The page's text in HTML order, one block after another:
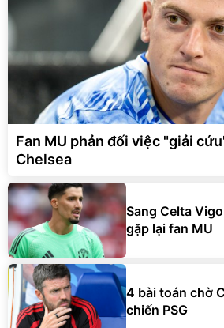
Fan MU phản đối việc "giải
Chelsea
Sang Celta
gặp lại fan MU
4 bài toán chờ
chiến PSG